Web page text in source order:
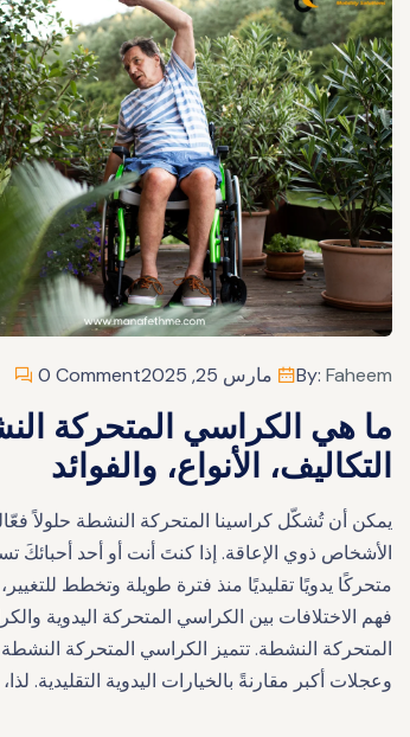
By: Faheem مارس 25, 2025 0 Comment
ما هي الكراسي المتحركة
التكاليف، الأنواع، والفوائد
يمكن أن تُشكّل كراسينا المتحركة النشطة حلولاً
الأشخاص ذوي الإعاقة. إذا كنتَ أنت أو أحد أحبائكَ
متحركًا يدويًا تقليديًا منذ فترة طويلة وتخطط
فهم الاختلافات بين الكراسي المتحركة اليدوية
المتحركة النشطة. تتميز الكراسي المتحركة النشطة
وعجلات أكبر مقارنةً بالخيارات اليدوية التقليدية.